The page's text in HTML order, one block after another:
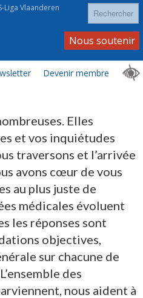
Liga Vlaanderen Rechercher
Nous soutenir
Devenir membre
Elles
et vos inquiétudes
traversons et l’arrivée
avons cœur de vous
au plus juste de
médicales évoluent
les réponses sont
objectives,
sur chacune de
des
nous aident à